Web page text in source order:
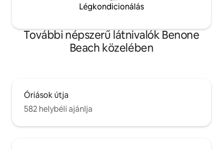
Légkondicionálás
További népszerű látnivalók Benone
Beach közelében
Óriások útja
582 helybéli ajánlja